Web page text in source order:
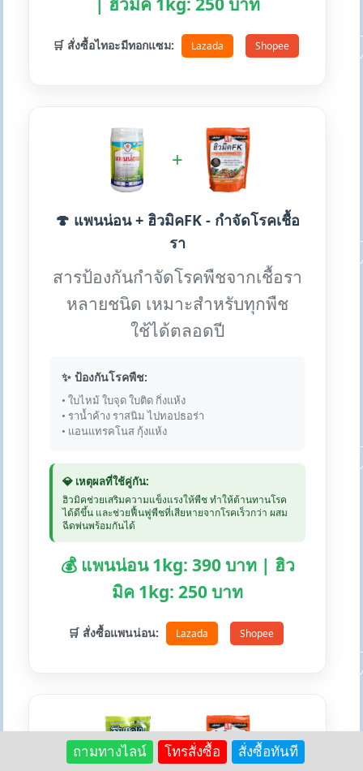
🛒 สั่งซื้อไทอะมีทอกแซม: Lazada Shopee
+
🍄 แพนน่อน + ฮิวมิคFK - กำจัดโรคเชื้อ
รา
สารป้องกันกำจัดโรคพืชจากเชื้อรา
หลายชนิด เหมาะสำหรับทุกพืช
ใช้ได้ตลอดปี
✨ ป้องกันโรคพืช:
• ใบไหม้ ใบจุด ใบติด กิ่งแห้ง
• ราน้ำค้าง ราสนิม ไปทอปธอร่า
• แอนแทรคโนส กุ้งแห้ง
💎 เหตุผลที่ใช้คู่กัน:
ฮิวมิคช่วยเสริมความแข็งแรงให้พืช ทำให้ต้านทานโรค
ได้ดีขึ้น และช่วยฟื้นฟูพืชที่เสียหายจากโรคเร็วกว่า ผสม
ฉีดพ่นพร้อมกันได้
💰 แพนน่อน 1kg: 390 บาท | ฮิว
มิค 1kg: 250 บาท
🛒 สั่งซื้อแพนน่อน: Lazada Shopee
+
ถามทางไลน์ โทรสั่งซื้อ สั่งซื้อทันที